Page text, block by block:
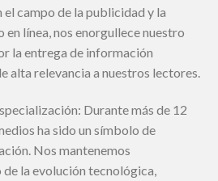
el campo de la publicidad y la
línea, nos enorgullece nuestro
la entrega de información
alta relevancia a nuestros lectores.
Durante más de 12
ha sido un símbolo de
Nos mantenemos
la evolución tecnológica,